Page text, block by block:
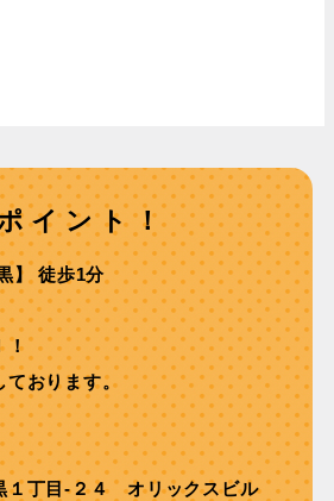
イント！
】 徒歩1分
！
ております。
１丁目-２４ オリックスビル